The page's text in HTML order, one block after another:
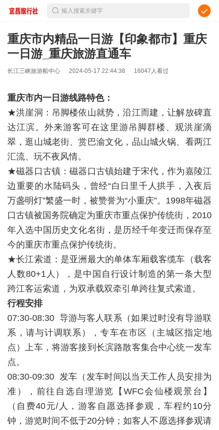
输入搜索关键字
重庆市内精品一日游【印象都市】重庆
一日游_重庆旅游直通车
长江三峡旅游船中心 2024-05-17 22:44:38 16047人看过
重庆市内一日游线路特色：
★洪崖洞：吊脚楼依山就势，沿江而建，让解放碑直
达江滨。外来游客可在这里游吊脚群楼、观洪崖滴
翠，逛山城老街、赏巴渝文化，品山城火锅、看两江
汇流、玩不夜风情。
★磁器口古镇：磁器口古镇始建于宋代，作为嘉陵江
边重要的水陆码头，曾经“白日里千人拱手，入夜后
万盏明灯”繁盛一时，被赞誉为“小重庆”。1998年磁器
口古镇被国务院确定为重庆市重点保护传统街，2010
年入选中国历史文化名街，是历经千年变迁而保存至
今的重庆市重点保护传统街。
★长江索道：是亚洲最大的单体车厢载客缆车（载客
人数80+1人），是中国自行设计制造的第一条大型
跨江客运索道，为双承载双牵引单跨往复式索道。
行程安排
07:30-08:30 导游与客人联系（如果过时没有导游联
系，请与计调联系），专车在市区（主城区指定地
点）上车，将游客接到长滨路散客集合中心统一发车
点。
08:30-09:30 发车（发车时间以当天工作人员安排为
准），前往自选自理游览【WFC会仙楼观景台】
（自费40元/人，游客自愿选择参观，车程约10分
钟，游览时间不低于20分钟；如客人不愿选择参观请